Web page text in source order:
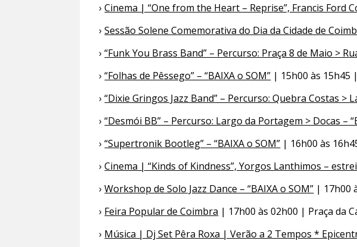
›Cinema | “One from the Heart – Reprise”, Francis Ford
›Sessão Solene Comemorativa do Dia da Cidade de
›“Funk You Brass Band” – Percurso: Praça 8 de Maio >
›“Folhas de Pêssego” – “BAIXA o SOM” | 15h00 às 15h45
›“Dixie Gringos Jazz Band” – Percurso: Quebra Costas >
›“Desmói BB” – Percurso: Largo da Portagem > Docas –
›“Supertronik Bootleg” – “BAIXA o SOM” | 16h00 às
›Cinema | “Kinds of Kindness”, Yorgos Lanthimos –
›Workshop de Solo Jazz Dance – “BAIXA o SOM” | 17h00
› Feira Popular de Coimbra | 17h00 às 02h00 | Praça da
› Música | Dj Set Pêra Roxa | Verão a 2 Tempos *